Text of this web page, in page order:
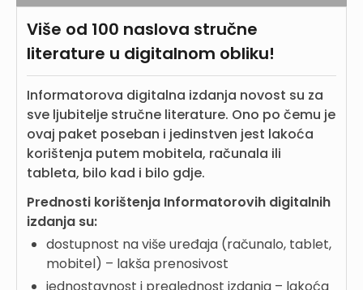
Više od 100 naslova stručne
literature u digitalnom obliku!
Informatorova digitalna izdanja novost su za
sve ljubitelje stručne literature. Ono po čemu je
ovaj paket poseban i jedinstven jest lakoća
korištenja putem mobitela, računala ili
tableta, bilo kad i bilo gdje.
Prednosti korištenja Informatorovih digitalnih
izdanja su:
dostupnost na više uređaja (računalo, tablet,
mobitel) – lakša prenosivost